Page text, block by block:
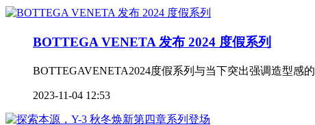
BOTTEGA VENETA 发布 2024 度假系列
BOTTEGAVENETA2024度假系列与当下突出强调造型
2023-11-04 12:53